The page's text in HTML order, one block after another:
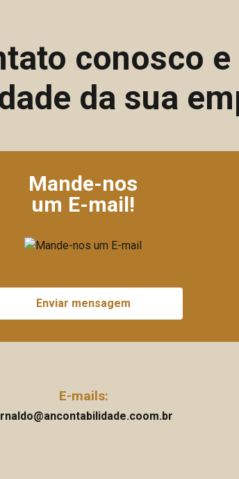
conosco
da sua
Mande-nos
um E-mail!
Enviar mensagem
E-mails: